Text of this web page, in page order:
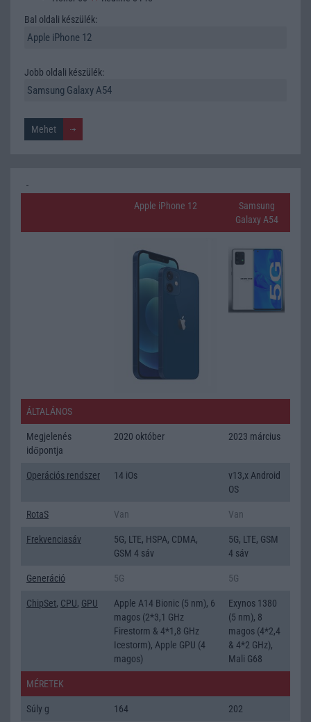
Bal oldali készülék:
Jobb oldali készülék:
Apple iPhone 12
Samsung
Galaxy A54
ÁLTALÁNOS
Megjelenés
időpontja
2020 október 2023 március
Operációs rendszer 14 iOs
v13,x Android
OS
RotaS Van Van
Frekvenciasáv
5G, LTE, HSPA, CDMA,
GSM 4 sáv
5G, LTE, GSM
4 sáv
Generáció 5G 5G
ChipSet, CPU, GPU
Apple A14 Bionic (5 nm), 6
magos (2*3,1 GHz
Firestorm & 4*1,8 GHz
Icestorm), Apple GPU (4
magos)
Exynos 1380
(5 nm), 8
magos (4*2,4
& 4*2 GHz),
Mali G68
MÉRETEK
Súly g 164 202